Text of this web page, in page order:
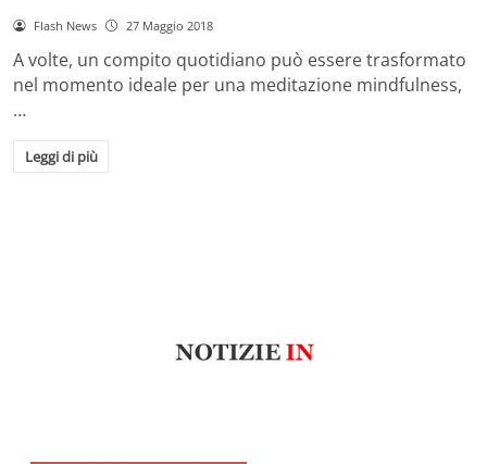
Flash News 27 Maggio 2018
A volte, un compito quotidiano può essere trasformato
nel momento ideale per una meditazione mindfulness,
…
Leggi di più